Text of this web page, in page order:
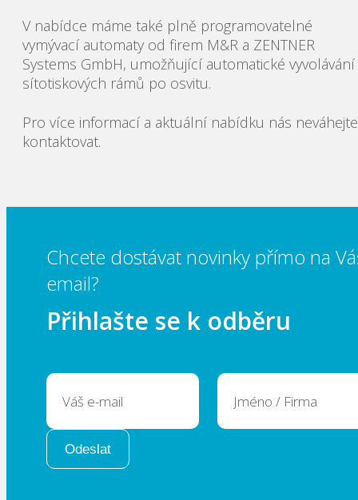
V nabídce máme také plně programovatelné
vymývací automaty od firem M&R a ZENTNER
Systems GmbH, umožňující automatické vyvolávání
sítotiskových rámů po osvitu.
Pro více informací a aktuální nabídku nás neváhejte
kontaktovat.
Chcete dostávat novinky přímo na
email?
Přihlašte se k odběru